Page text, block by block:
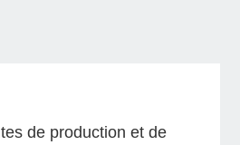
de production et de